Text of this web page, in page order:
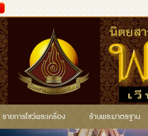
รายการโชว์พระเครื่อง ร้านพระมาตรฐาน